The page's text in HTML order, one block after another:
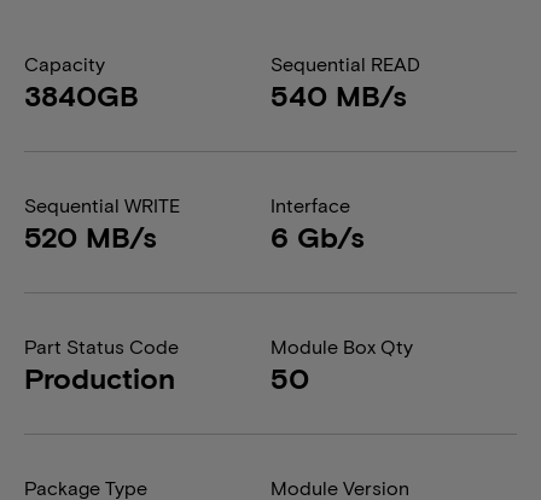
Capacity
3840GB
Sequential READ
540 MB/s
Sequential WRITE
520 MB/s
Interface
6 Gb/s
Part Status Code
Production
Module Box Qty
50
Package Type Module Version